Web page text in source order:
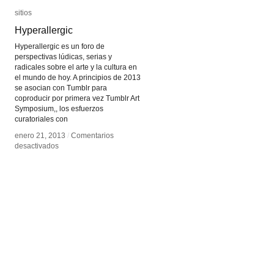
sitios
Hyperallergic
Hyperallergic es un foro de
perspectivas lúdicas, serias y
radicales sobre el arte y la cultura en
el mundo de hoy. A principios de 2013
se asocian con Tumblr para
coproducir por primera vez Tumblr Art
Symposium,, los esfuerzos
curatoriales con
enero 21, 2013 / Comentarios
desactivadosen
sitios
Hyperallergic
enero 21, 2013 / Comentarios
desactivadosen